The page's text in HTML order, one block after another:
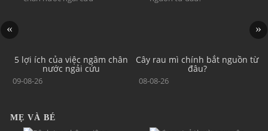
5 lợi ích của việc ngâm chân
nước ngải cứu
09-08-26
Cây rau mì chính bắt nguồn từ
đâu?
08-08-26
MẸ VÀ BÉ